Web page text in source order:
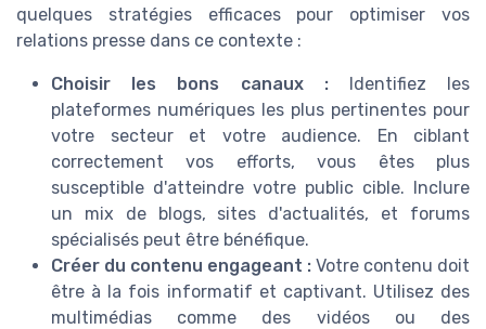
quelques stratégies efficaces pour optimiser vos
relations presse dans ce contexte :
Choisir les bons canaux :Identifiez les
plateformes numériques les plus pertinentes pour
votre secteur et votre audience. En ciblant
correctement vos efforts, vous êtes plus
susceptible d'atteindre votre public cible. Inclure
un mix de blogs, sites d'actualités, et forums
spécialisés peut être bénéfique.
Créer du contenu engageant : Votre contenu doit
être à la fois informatif et captivant. Utilisez des
multimédias comme des vidéos ou des